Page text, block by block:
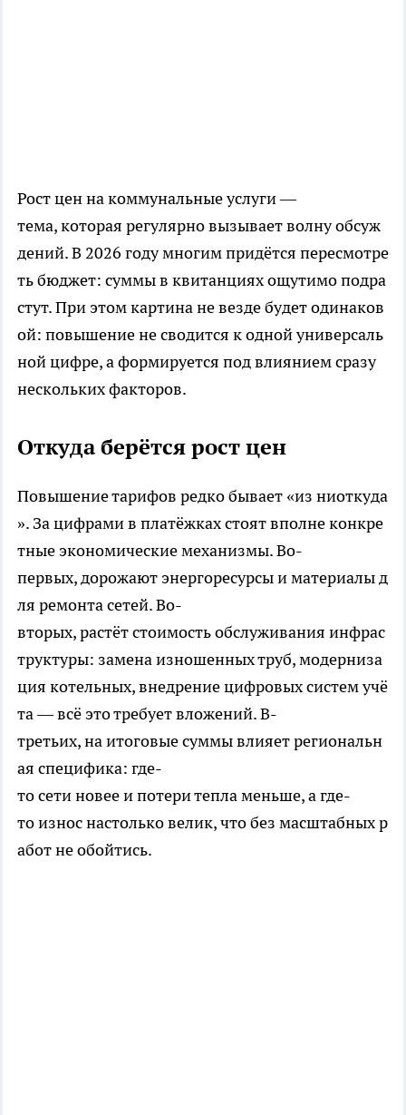
Рост цен на коммунальные услуги —
тема, которая регулярно вызывает волну обсуж
дений. В 2026 году многим придётся пересмотре
ть бюджет: суммы в квитанциях ощутимо подра
стут. При этом картина не везде будет одинаков
ой: повышение не сводится к одной универсаль
ной цифре, а формируется под влиянием сразу
нескольких факторов.
Откуда берётся рост цен
Повышение тарифов редко бывает «из ниоткуда
». За цифрами в платёжках стоят вполне конкре
тные экономические механизмы. Во-
первых, дорожают энергоресурсы и материалы д
ля ремонта сетей. Во-
вторых, растёт стоимость обслуживания инфрас
труктуры: замена изношенных труб, модерниза
ция котельных, внедрение цифровых систем учё
та — всё это требует вложений. В-
третьих, на итоговые суммы влияет региональн
ая специфика: где-
то сети новее и потери тепла меньше, а где-
то износ настолько велик, что без масштабных р
абот не обойтись.